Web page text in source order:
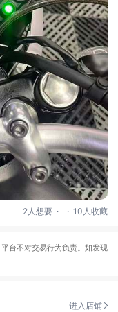
2人想要 . . 10人收藏
台不对交易行为负责。如发现
进入店铺